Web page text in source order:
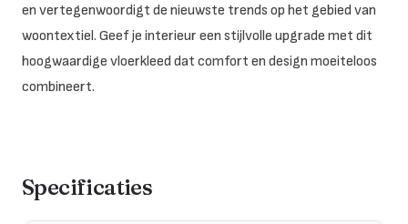
en vertegenwoordigt de nieuwste trends op het gebied van
woontextiel. Geef je interieur een stijlvolle upgrade met dit
hoogwaardige vloerkleed dat comfort en design moeiteloos
combineert.
Specificaties